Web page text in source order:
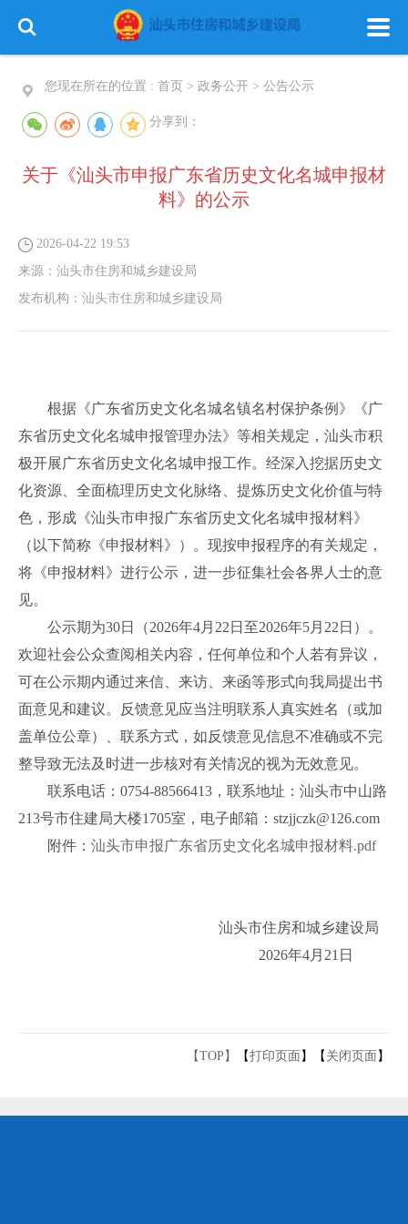
您现在所在的位置 : 首页 > 政务公开 > 公告公示
分享到：
关于《汕头市申报广东省历史文化名城申报材
料》的公示
2026-04-22 19:53
来源： 汕头市住房和城乡建设局
发布机构： 汕头市住房和城乡建设局
根据《广东省历史文化名城名镇名村保护条例》《广
东省历史文化名城申报管理办法》等相关规定，汕头市积
极开展广东省历史文化名城申报工作。经深入挖据历史文
化资源、全面梳理历史文化脉络、提炼历史文化价值与特
色，形成《汕头市申报广东省历史文化名城申报材料》
（以下简称《申报材料》）。现按申报程序的有关规定，
将《申报材料》进行公示，进一步征集社会各界人士的意
见。
公示期为30日（2026年4月22日至2026年5月22日）。
欢迎社会公众查阅相关内容，任何单位和个人若有异议，
可在公示期内通过来信、来访、来函等形式向我局提出书
面意见和建议。反馈意见应当注明联系人真实姓名（或加
盖单位公章）、联系方式，如反馈意见信息不准确或不完
整导致无法及时进一步核对有关情况的视为无效意见。
联系电话：0754-88566413，联系地址：汕头市中山路
213号市住建局大楼1705室，电子邮箱：stzjjczk@126.com
附件： 汕头市申报广东省历史文化名城申报材料.pdf
汕头市住房和城乡建设局
2026年4月21日
【TOP】 【打印页面 】【 关闭页面 】